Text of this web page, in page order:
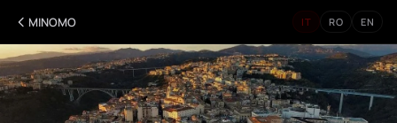
MINOMO IT RO EN